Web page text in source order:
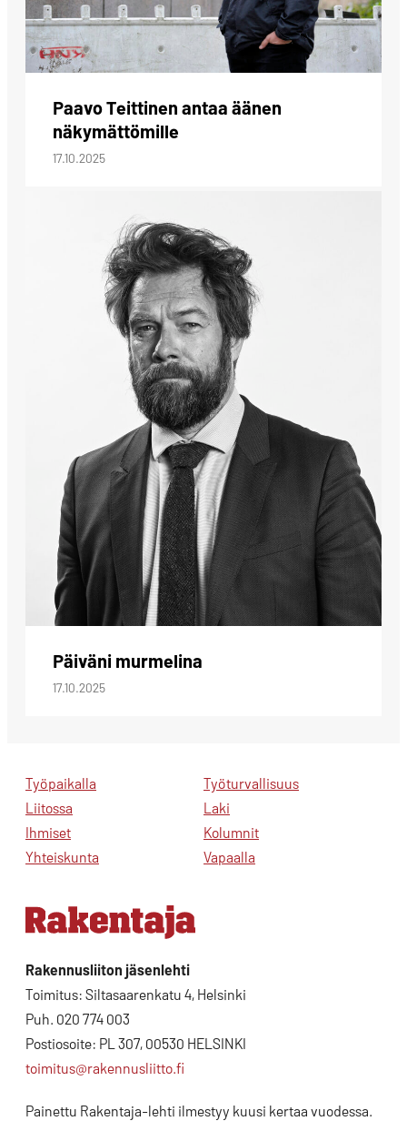
Paavo Teittinen antaa äänen
näkymättömille
17.10.2025
Päiväni murmelina
17.10.2025
Työpaikalla
Liitossa
Ihmiset
Yhteiskunta
Työturvallisuus
Laki
Kolumnit
Vapaalla
Rakennusliiton jäsenlehti
Toimitus: Siltasaarenkatu 4, Helsinki
Puh. 020 774 003
Postiosoite: PL 307, 00530 HELSINKI
toimitus@rakennusliitto.fi
Painettu Rakentaja-lehti ilmestyy kuusi kertaa vuodessa.